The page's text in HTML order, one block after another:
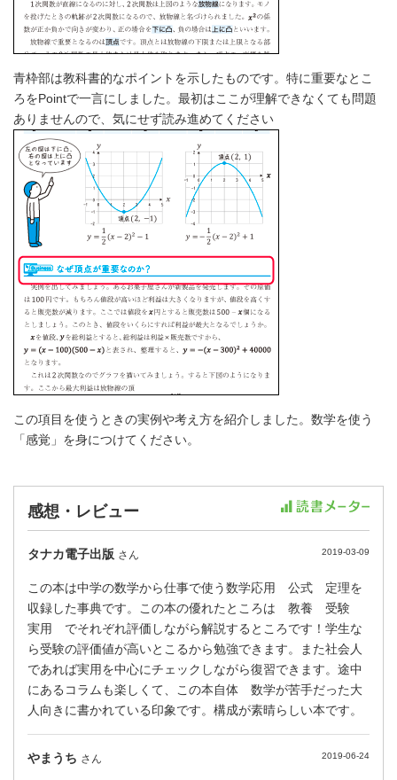
青枠部は教科書的なポイントを示したものです。特に重要なとこ
ろをPointで一言にしました。最初はここが理解できなくても問題
ありませんので、気にせず読み進めてください
この項目を使うときの実例や考え方を紹介しました。数学を使う
「感覚」を身につけてください。
感想・レビュー
タナカ電子出版 さん 2019-03-09
この本は中学の数学から仕事で使う数学応用 公式 定理を
収録した事典です。この本の優れたところは 教養 受験
実用 でそれぞれ評価しながら解説するところです！学生な
ら受験の評価値が高いとこるから勉強できます。また社会人
であれば実用を中心にチェックしながら復習できます。途中
にあるコラムも楽しくて、この本自体 数学が苦手だった大
人向きに書かれている印象です。構成が素晴らしい本です。
やまうち さん 2019-06-24